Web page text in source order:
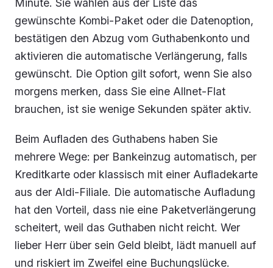
Minute. Sie wählen aus der Liste das
gewünschte Kombi-Paket oder die Datenoption,
bestätigen den Abzug vom Guthabenkonto und
aktivieren die automatische Verlängerung, falls
gewünscht. Die Option gilt sofort, wenn Sie also
morgens merken, dass Sie eine Allnet-Flat
brauchen, ist sie wenige Sekunden später aktiv.
Beim Aufladen des Guthabens haben Sie
mehrere Wege: per Bankeinzug automatisch, per
Kreditkarte oder klassisch mit einer Aufladekarte
aus der Aldi-Filiale. Die automatische Aufladung
hat den Vorteil, dass nie eine Paketverlängerung
scheitert, weil das Guthaben nicht reicht. Wer
lieber Herr über sein Geld bleibt, lädt manuell auf
und riskiert im Zweifel eine Buchungslücke.